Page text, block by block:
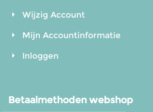
Wijzig Account
Mijn Accountinformatie
Inloggen
Betaalmethoden webshop